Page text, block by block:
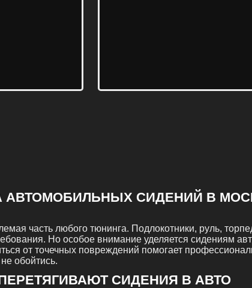
АВТОМОБИЛЬНЫХ СИДЕНИЙ В
часть любого тюнинга. Подлокотники, руль,
Но особое внимание уделяется сидениям
от точечных повреждений помогает
обойтись.
СИДЕНИЯ В АВТО